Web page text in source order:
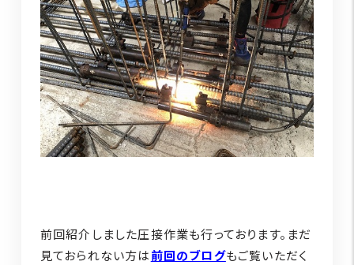
前回紹介しました圧接作業も行っております。まだ
見ておられない方は 前回のブログもご覧いただく